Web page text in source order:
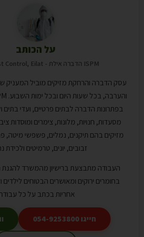
על הכותב
ISPM הדברה אילת - ISPM Pest Control, Eilat
עסק הדברה והרחקת מזיקים מוביל המעניק
בפתרונות הדברה לבתים פרטיים, ועדי בתים
מסעדות, חנויות, מלונות, צימרים ומוסדות
מזיקים בהם תיקנים, נמלים, פשפשי מיטה,
זבובים, יונים, טרמיטים ולכידת
העבודה מתבצעת ברישיון מהמשרד
בחומרים ירוקים ומאושרים הבטוחים
אחריות בכתב על כל
חייגו 054-9253800